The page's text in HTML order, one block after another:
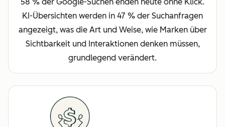
KI-Übersichten werden in 47 % der Suchanfragen
angezeigt, was die Art und Weise, wie Marken über
Sichtbarkeit und Interaktionen denken müssen,
grundlegend verändert.